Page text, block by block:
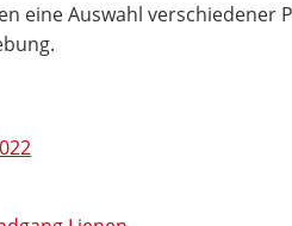
eine Auswahl verschiedener